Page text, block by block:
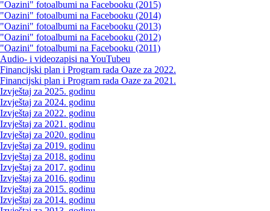
"Oazini" fotoalbumi na Facebooku (2015)
"Oazini" fotoalbumi na Facebooku (2014)
"Oazini" fotoalbumi na Facebooku (2013)
"Oazini" fotoalbumi na Facebooku (2012)
"Oazini" fotoalbumi na Facebooku (2011)
Audio- i videozapisi na YouTubeu
Financijski plan i Program rada Oaze za 2022.
Financijski plan i Program rada Oaze za 2021.
Izvještaj za 2025. godinu
Izvještaj za 2024. godinu
Izvještaj za 2022. godinu
Izvještaj za 2021. godinu
Izvještaj za 2020. godinu
Izvještaj za 2019. godinu
Izvještaj za 2018. godinu
Izvještaj za 2017. godinu
Izvještaj za 2016. godinu
Izvještaj za 2015. godinu
Izvještaj za 2014. godinu